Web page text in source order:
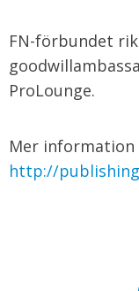
FN-förbundet
ProLounge.
Mer
http://